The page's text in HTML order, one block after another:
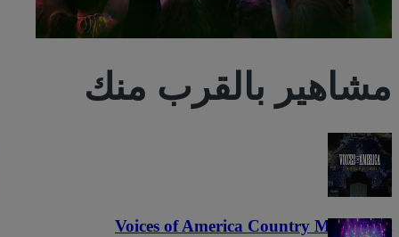
مشاهير بالقرب منك
Voices of America Country Music Fest